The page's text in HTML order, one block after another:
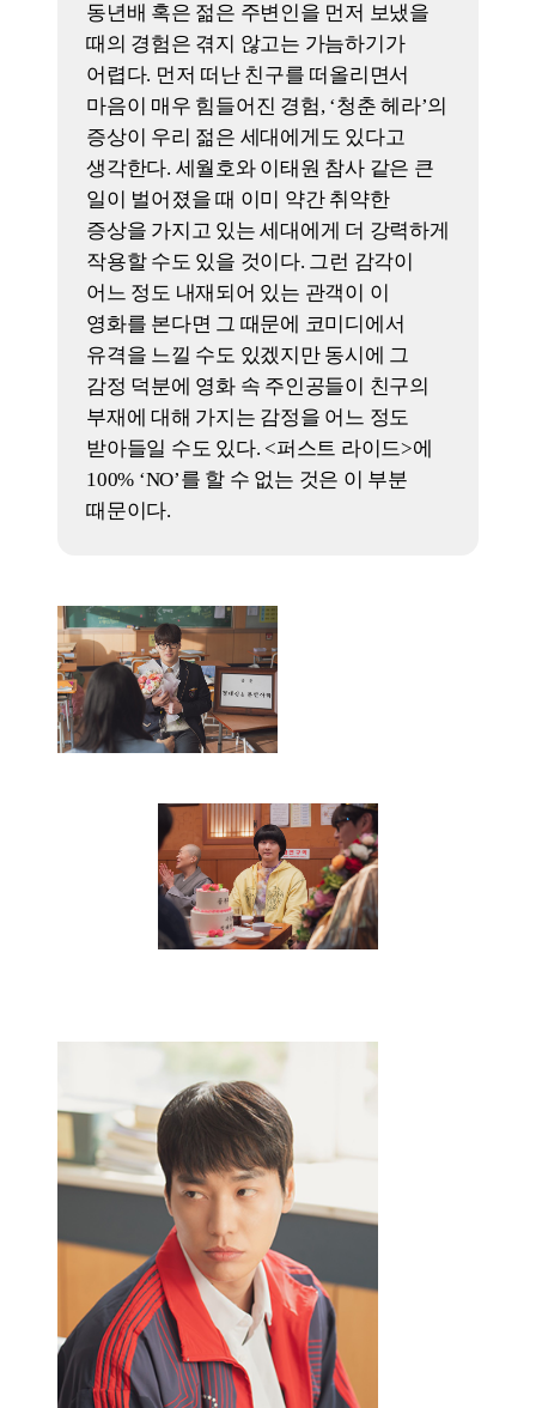
홍일점인 옥심 역 한선화의 캐릭터까지, 각
캐릭터의 서사는 균형 있게 다뤄졌다고 보나?
<술꾼도시여자들> 시리즈를 비롯해서
한선화 배우가 해 온 능청맞은 코미디가
있다. 코미디 연기 면에서 임윤아 배우와
거의 동일 선상에서 잘하는 배우라고
생각한다. 그래서 옥심과 주인공 태정이
소화하는 티키타카가 웃긴다. 특히 마지막
공항 신에서 ”오늘부터 0일이야, 0일!” 할
때 극장 안 관객들이 다 웃었고 나도 그때
웃었다. 그런 티키타카는 잘된 반면,
박꽃
기자